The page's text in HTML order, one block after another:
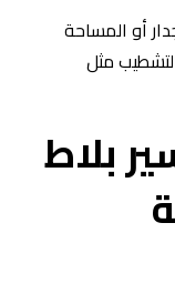
أو المساحة
مثل
بلاط